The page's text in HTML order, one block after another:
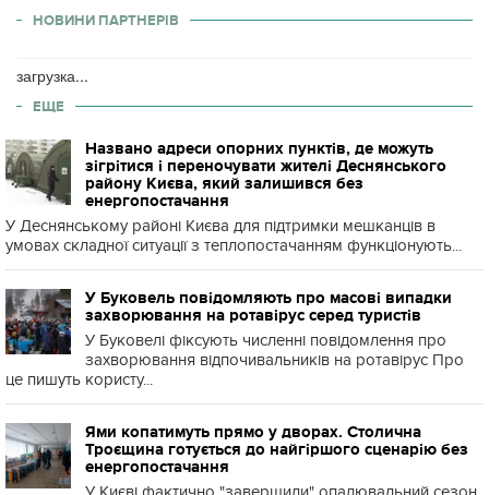
НОВИНИ ПАРТНЕРІВ
загрузка...
ЕЩЕ
Названо адреси опорних пунктів, де можуть
зігрітися і переночувати жителі Деснянського
району Києва, який залишився без
енергопостачання
У Деснянському районі Києва для підтримки мешканців в
умовах складної ситуації з теплопостачанням функціонують...
У Буковель повідомляють про масові випадки
захворювання на ротавірус серед туристів
У Буковелі фіксують численні повідомлення про
захворювання відпочивальників на ротавірус Про
це пишуть користу...
Ями копатимуть прямо у дворах. Столична
Троєщина готується до найгіршого сценарію без
енергопостачання